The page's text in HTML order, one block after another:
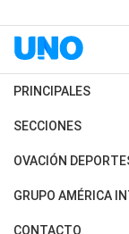
PRINCIPALES
Últimas Noticias
Política
SECCIONES
Horóscopo
Motores
OVACIÓN
Fútbol
Mundial
GRUPO AMÉRICA
Canal 7 en Vivo
CONTACTO